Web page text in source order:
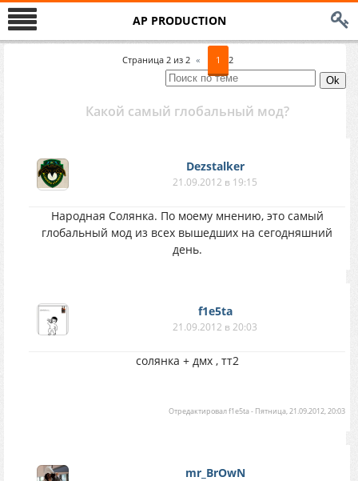
AP PRODUCTION
Страница 2 из 2 « 1 2
Какой самый глобальный мод?
Dezstalker
21.09.2012 в 19:15
Народная Солянка. По моему мнению, это самый
глобальный мод из всех вышедших на сегодняшний
день.
f1e5ta
21.09.2012 в 20:03
солянка + дмх , тт2
Отредактировалf1e5ta- Пятница, 21.09.2012, 20:03
mr_BrOwN